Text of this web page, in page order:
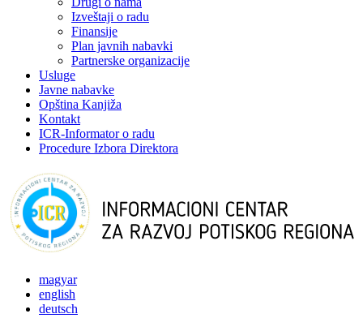
Izveštaji o radu
Finansije
Plan javnih nabavki
Partnerske organizacije
Usluge
Javne nabavke
Opština Kanjiža
Kontakt
ICR-Informator o radu
Procedure Izbora Direktora
magyar
english
deutsch